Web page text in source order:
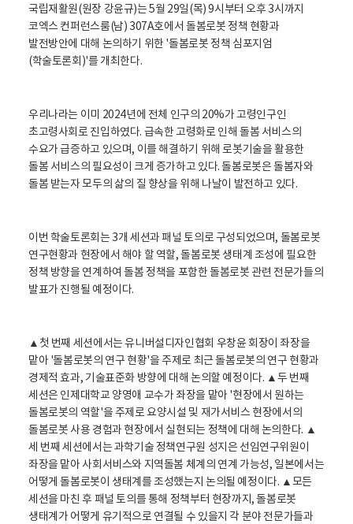
국립재활원(원장 강윤규)는 5월 29일(목) 9시부터 오후 3시까지
코엑스 컨퍼런스룸(남) 307A호에서 돌봄로봇 정책 현황과
발전방안에 대해 논의하기 위한 '돌봄로봇 정책 심포지엄
(학술토론회)'를 개최한다.
우리나라는 이미 2024년에 전체 인구의 20%가 고령인구인
초고령사회로 진입하였다. 급속한 고령화로 인해 돌봄 서비스의
수요가 급증하고 있으며, 이를 해결하기 위해 로봇기술을 활용한
돌봄 서비스의 필요성이 크게 증가하고 있다. 돌봄로봇은 돌봄자와
돌봄 받는자 모두의 삶의 질 향상을 위해 나날이 발전하고 있다.
이번 학술토론회는 3개 세션과 패널 토의로 구성되었으며, 돌봄로봇
연구현황과 현장에서 해야 할 역할, 돌봄로봇 생태계 조성에 필요한
정책 방향을 연계하여 돌봄 정책을 포함한 돌봄로봇 관련 전문가들의
발표가 진행될 예정이다.
▲첫 번째 세션에서는 유니버설디자인협회 우창윤 회장이 좌장을
맡아 '돌봄로봇의 연구 현황'을 주제로 최근 돌봄로봇의 연구 현황과
경제적 효과, 기술표준화 방향에 대해 논의할 예정이다. ▲두 번째
세션은 인제대학교 양영애 교수가 좌장을 맡아 '현장에서 원하는
돌봄로봇의 역할'을 주제로 요양시설 및 재가서비스 현장에서의
돌봄로봇 사용 경험과 현장에서 실현되는 정책에 대해 논의한다. ▲
세 번째 세션에서는 과학기술 정책연구원 성지은 선임연구위원이
좌장을 맡아 사회서비스와 지역돌봄 체계의 연계 가능성, 일본에서는
어떻게 돌봄로봇이 생태계를 조성했는지 논의될 예정이다. ▲모든
세션을 마친 후 패널 토의를 통해 정책부터 현장까지, 돌봄로봇
생태계가 어떻게 유기적으로 연결될 수 있을지 각 분야 전문가들과